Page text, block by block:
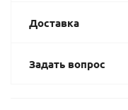
Доставка
Задать вопрос